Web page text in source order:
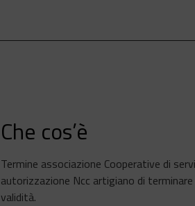
Che cos’è
Termine associazione Cooperative di
autorizzazione Ncc artigiano di
validità.